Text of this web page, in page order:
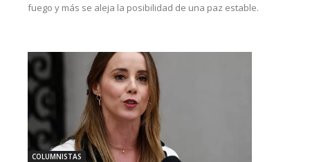
fuego y más se aleja la posibilidad de una paz estable.
COLUMNISTAS